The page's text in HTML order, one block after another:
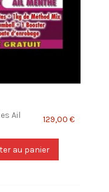
Ail
129,00 €
au panier